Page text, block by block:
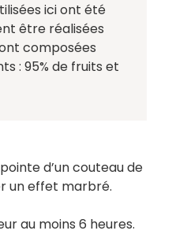
ici ont été
être réalisées
composées
: 95% de fruits et
d’un couteau de
un effet marbré.
au moins 6 heures.